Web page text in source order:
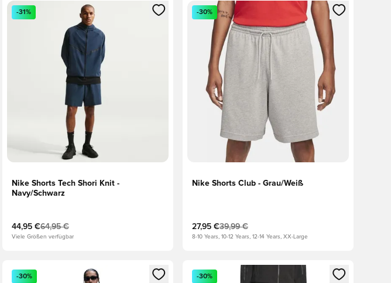
Registrieren als Mitglied
Öffnet ein neues Fenster zum Anmelden oder Registrieren als Mitglied
-31%
Nike Shorts Tech Shori Knit -
Navy/Schwarz
44,95 €64,95 €
Viele Größen verfügbar
Öffnet ein neues Fenster zum Anmelden oder
-30%
Nike Shorts Club - Grau/Weiß
27,95 €39,99 €
8-10 Years, 10-12 Years, 12-14 Years, XX-Large
Registrieren als Mitglied
Öffnet ein neues Fenster zum Anmelden oder Registrieren als Mitglied
-30%
Öffnet ein neues Fenster zum Anmelden oder
-30%